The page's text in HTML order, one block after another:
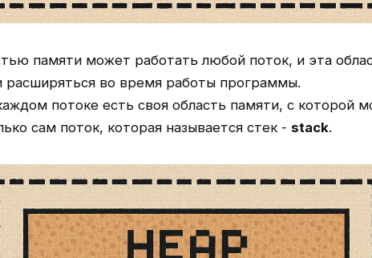
памяти может работать любой поток, и эта
расширяться во время работы программы.
потоке есть своя область памяти, с которой
сам поток, которая называется стек - stack.